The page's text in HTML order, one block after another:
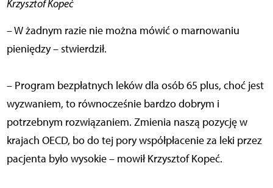
Krzysztof Kopeć
– W żadnym razie nie można mówić o marnowaniu
pieniędzy – stwierdził.
– Program bezpłatnych leków dla osób 65 plus, choć jest
wyzwaniem, to równocześnie bardzo dobrym i
potrzebnym rozwiązaniem. Zmienia naszą pozycję w
krajach OECD, bo do tej pory współpłacenie za leki przez
pacjenta było wysokie – mowił Krzysztof Kopeć.